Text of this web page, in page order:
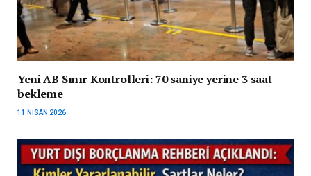
Yeni AB Sınır Kontrolleri: 70 saniye yerine 3 saat
bekleme
11 NISAN 2026